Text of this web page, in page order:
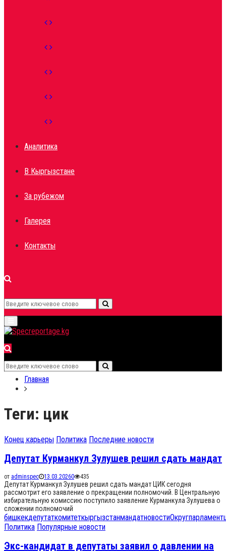
Аналитика
В Кыргызстане
За рубежом
Галерея
Контакты
Search
for:
Search
Menu
Search
for:
Search
Главная
Теги: цик
Конец карьеры Политика Последние новости
Депутат Курманкул Зулушев решил сдать мандат
от adminspec 13.03.20260 435
Депутат Курманкул Зулушев решил сдать мандат ЦИК сегодня
рассмотрит его заявление о прекращении полномочий. В Центральную
избирательную комиссию поступило заявление Курманкула Зулушева о
сложении полномочий
бишкекдепутаткомитеткыргызстанмандатновостиОкругпарламент
Политика Популярные новости
Экс-кандидат в депутаты заявил о давлении на